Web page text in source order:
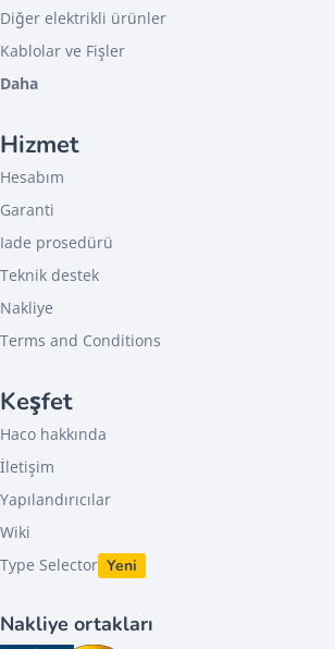
Diğer elektrikli ürünler
Kablolar ve Fişler
Daha
Hizmet
Hesabım
Garanti
Iade prosedürü
Teknik destek
Nakliye
Terms and Conditions
Keşfet
Haco hakkında
İletişim
Yapılandırıcılar
Wiki
Type Selector Yeni
Nakliye ortakları